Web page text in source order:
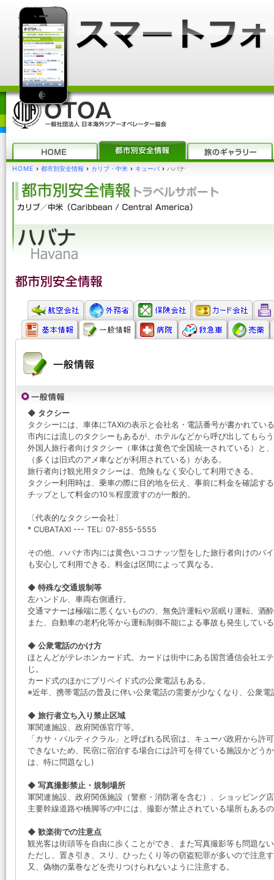
HOME › 都市別安全情報 › カリブ・中米 › キューバ › ハバナ
◆ タクシー
タクシーには、車体にTAXIの表示と会社名・電話番号が書かれてい
市内には流しのタクシーもあるが、ホテルなどから呼び出してもら
外国人旅行者向けタクシー（車体は黄色で全国統一されている）と
（多くは旧式のアメ車などが利用されている）がある。
旅行者向け観光用タクシーは、危険もなく安心して利用できる。
タクシー利用時は、乗車の際に目的地を伝え、事前に料金を確認す
チップとして料金の10％程度渡すのが一般的。
〔代表的なタクシー会社〕
* CUBATAXI --- TEL: 07-855-5555
その他、ハバナ市内には黄色いココナッツ型をした旅行者向けのバ
も安心して利用できる。料金は区間によって異なる。
◆ 特殊な交通規制等
左ハンドル、車両右側通行。
交通マナーは極端に悪くないものの、無免許運転や居眠り運転、酒
また、自動車の老朽化等から運転制御不能による事故も発生してい
◆ 公衆電話のかけ方
ほとんどがテレホンカード式。カードは街中にある国営通信会社エ
じ。
カード式のほかにプリペイド式の公衆電話もある。
※近年、携帯電話の普及に伴い公衆電話の需要が少なくなり、公衆
◆ 旅行者立ち入り禁止区域
軍関連施設、政府関係官庁等。
「カサ・パルティクラル」と呼ばれる民宿は、キューバ政府から許
できないため、民宿に宿泊する場合には許可を得ている施設かどう
は、特に問題なし)
◆ 写真撮影禁止・規制場所
軍関連施設、政府関係施設（警察・消防署を含む）、ショッピング
主要幹線道路や橋脚等の中には、撮影が禁止されている場所もある
◆ 歓楽街での注意点
観光客は街頭等を自由に歩くことができ、また写真撮影等も問題な
ただし、置き引き、スリ、ひったくり等の窃盗犯罪が多いので注意
又、偽物の葉巻などを売りつけられないように注意する。